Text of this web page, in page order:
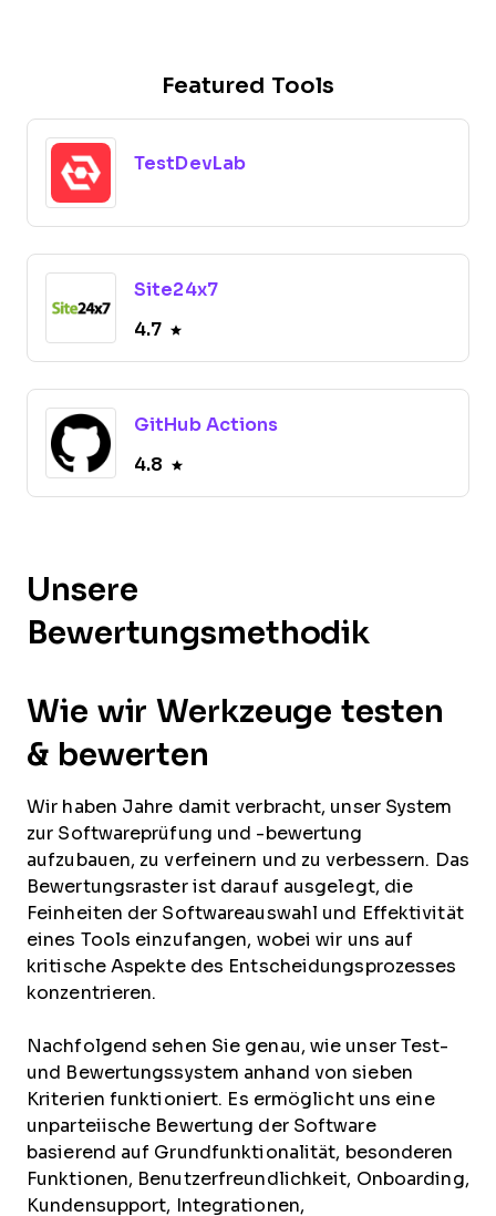
Featured Tools
TestDevLab
Site24x7
4.7
GitHub Actions
4.8
Unsere
Bewertungsmethodik
Wie wir Werkzeuge testen
& bewerten
Wir haben Jahre damit verbracht, unser System
zur Softwareprüfung und -bewertung
aufzubauen, zu verfeinern und zu verbessern. Das
Bewertungsraster ist darauf ausgelegt, die
Feinheiten der Softwareauswahl und Effektivität
eines Tools einzufangen, wobei wir uns auf
kritische Aspekte des Entscheidungsprozesses
konzentrieren.
Nachfolgend sehen Sie genau, wie unser Test-
und Bewertungssystem anhand von sieben
Kriterien funktioniert. Es ermöglicht uns eine
unparteiische Bewertung der Software
basierend auf Grundfunktionalität, besonderen
Funktionen, Benutzerfreundlichkeit, Onboarding,
Kundensupport, Integrationen,